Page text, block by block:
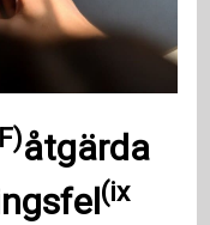
åtgärda
(ix